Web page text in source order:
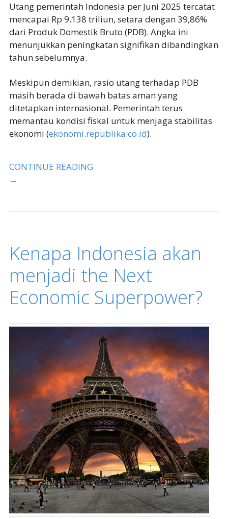
Utang pemerintah Indonesia per Juni 2025 tercatat
mencapai Rp 9.138 triliun, setara dengan 39,86%
dari Produk Domestik Bruto (PDB). Angka ini
menunjukkan peningkatan signifikan dibandingkan
tahun sebelumnya.
Meskipun demikian, rasio utang terhadap PDB
masih berada di bawah batas aman yang
ditetapkan internasional. Pemerintah terus
memantau kondisi fiskal untuk menjaga stabilitas
ekonomi (ekonomi.republika.co.id).
CONTINUE READING
→
Kenapa Indonesia akan
menjadi the Next
Economic Superpower?